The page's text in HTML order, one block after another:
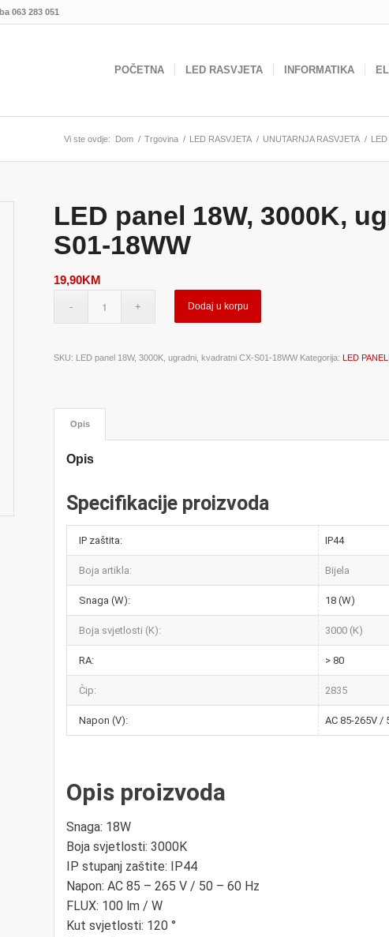
063 283 051
POČETNA LED RASVJETA INFORMATIKA
Vi ste ovdje: Dom / Trgovina / LED RASVJETA / UNUTARNJA RASVJETA / LED
LED panel 18W, 3000K,
S01-18WW
19,90KM
Dodaj u korpu
SKU: LED panel 18W, 3000K, ugradni, kvadratni CX-S01-18WW Kategorija:LED PANELI
Opis
Opis
Specifikacije proizvoda
IP zaštita: IP44
Boja artikla: Bijela
Snaga (W): 18 (W)
Boja svjetlosti (K): 3000 (K)
RA: > 80
Čip: 2835
Napon (V): AC 85-265V /
Opis proizvoda
Snaga: 18W
Boja svjetlosti: 3000K
IP stupanj zaštite: IP44
Napon: AC 85 – 265 V / 50 – 60 Hz
FLUX: 100 lm / W
Kut svjetlosti: 120 °